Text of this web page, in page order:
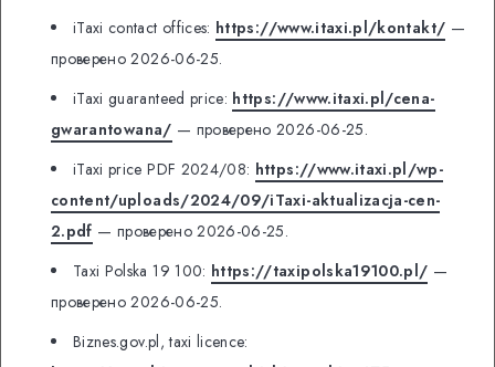
iTaxi contact offices: https://www.itaxi.pl/kontakt/ —
проверено 2026-06-25.
iTaxi guaranteed price: https://www.itaxi.pl/cena-
gwarantowana/ — проверено 2026-06-25.
iTaxi price PDF 2024/08: https://www.itaxi.pl/wp-
content/uploads/2024/09/iTaxi-aktualizacja-cen-
2.pdf — проверено 2026-06-25.
Taxi Polska 19 100: https://taxipolska19100.pl/ —
проверено 2026-06-25.
Biznes.gov.pl, taxi licence: